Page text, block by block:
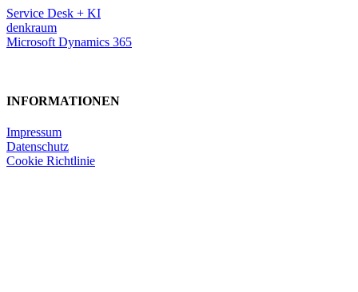
Service Desk + KI
denkraum
Microsoft Dynamics 365
INFORMATIONEN
Impressum
Datenschutz
Cookie Richtlinie